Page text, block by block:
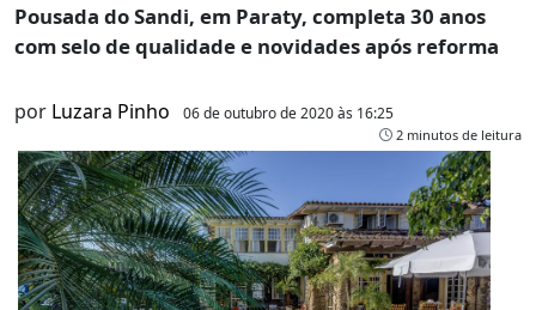
Pousada do Sandi, em Paraty, completa 30 anos
com selo de qualidade e novidades após reforma
por Luzara Pinho 06 de outubro de 2020 às 16:25
2 minutos de leitura